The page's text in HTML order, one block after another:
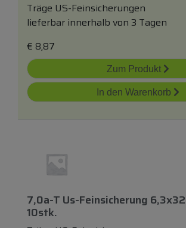
Träge US-Feinsicherungen
lieferbar innerhalb von 3 Tagen
€ 8,87
Zum Produkt
In den Warenkorb
7,0a-T Us-Feinsicherung
10stk.